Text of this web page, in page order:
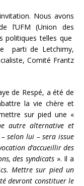
Nous avons
l’UFM (Union des
politiques telles que
parti de Letchimy,
Comité Frantz
de Respé, a été de
la vie chère et
sur pied une «
autre alternative et
selon lui – sera issue
d’accueillir des
des syndicats ». Il a
Mettre sur pied un
devront constituer le